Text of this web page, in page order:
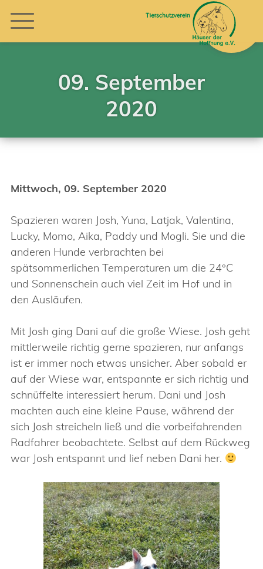
09. September
2020
Mittwoch, 09. September 2020
Spazieren waren Josh, Yuna, Latjak, Valentina,
Lucky, Momo, Aika, Paddy und Mogli. Sie und die
anderen Hunde verbrachten bei
spätsommerlichen Temperaturen um die 24°C
und Sonnenschein auch viel Zeit im Hof und in
den Ausläufen.
Mit Josh ging Dani auf die große Wiese. Josh geht
mittlerweile richtig gerne spazieren, nur anfangs
ist er immer noch etwas unsicher. Aber sobald er
auf der Wiese war, entspannte er sich richtig und
schnüffelte interessiert herum. Dani und Josh
machten auch eine kleine Pause, während der
sich Josh streicheln ließ und die vorbeifahrenden
Radfahrer beobachtete. Selbst auf dem Rückweg
war Josh entspannt und lief neben Dani her.